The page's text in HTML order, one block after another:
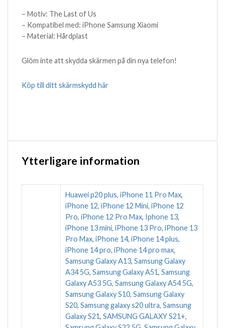
– Motiv: The Last of Us
– Kompatibel med: iPhone Samsung Xiaomi
– Material: Hårdplast
Glöm inte att skydda skärmen på din nya telefon!
Köp till ditt skärmskydd här
Ytterligare information
Huawei p20 plus, iPhone 11 Pro Max,
iPhone 12, iPhone 12 Mini, iPhone 12
Pro, iPhone 12 Pro Max, Iphone 13,
iPhone 13 mini, iPhone 13 Pro, iPhone 13
Pro Max, iPhone 14, iPhone 14 plus,
iPhone 14 pro, iPhone 14 pro max,
Samsung Galaxy A13, Samsung Galaxy
A34 5G, Samsung Galaxy A51, Samsung
Galaxy A53 5G, Samsung Galaxy A54 5G,
Samsung Galaxy S10, Samsung Galaxy
S20, Samsung galaxy s20 ultra, Samsung
Galaxy S21, SAMSUNG GALAXY S21+,